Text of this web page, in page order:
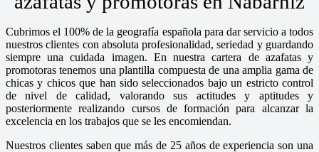
Cubrimos el 100% de la geografía española para dar servicio a todos
nuestros clientes con absoluta profesionalidad, seriedad y guardando
siempre una cuidada imagen. En nuestra cartera de azafatas y
promotoras tenemos una plantilla compuesta de una amplia gama de
chicas y chicos que han sido seleccionados bajo un estricto control
de nivel de calidad, valorando sus actitudes y aptitudes y
posteriormente realizando cursos de formación para alcanzar la
excelencia en los trabajos que se les encomiendan.
Nuestros clientes saben que más de 25 años de experiencia son una